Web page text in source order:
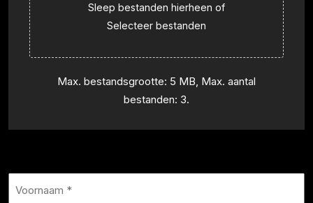
Sleep bestanden hierheen of
Selecteer bestanden
Max. bestandsgrootte: 5 MB, Max. aantal
bestanden: 3.